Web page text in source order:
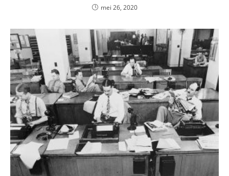
mei 26, 2020